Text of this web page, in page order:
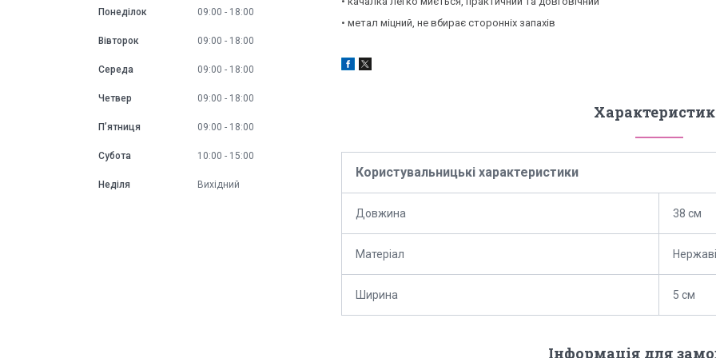
• метал міцний, не вбирає сторонніх запахів
Користувальницькі характеристики
Довжина 38 см
Матеріал
Ширина 5 см
Інформація для
Понеділок 09:00 18:00
Вівторок 09:00 18:00
Середа 09:00 18:00
Четвер 09:00 18:00
Пʼятниця 09:00 18:00
Субота 10:00 15:00
Неділя Вихідний